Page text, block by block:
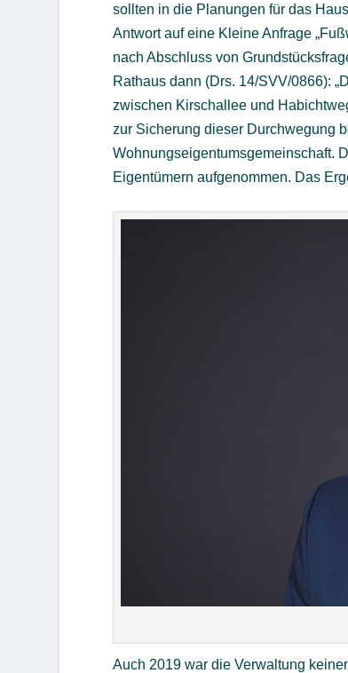
sollten in die Planungen für das
Antwort auf eine Kleine Anfrage
nach Abschluss von
Rathaus dann (Drs. 14/SVV/0866):
zwischen Kirschallee und
zur Sicherung dieser Durchwegung
Wohnungseigentumsgemeinschaft.
Eigentümern aufgenommen. Das
Auch 2019 war die Verwaltung